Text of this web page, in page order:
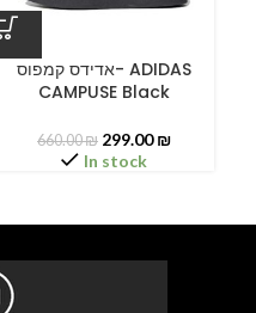
אדידס קמפוס- ADIDAS
CAMPUSE Black
660.00₪ 299.00₪
In stock